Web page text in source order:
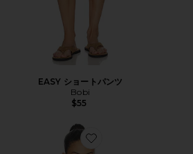
EASY ショートパンツ
Bobi
$55
Favorite CORALINE トップ